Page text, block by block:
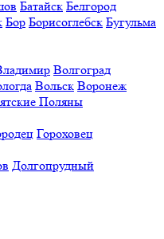
Батайск Белгород
Бор Борисоглебск Бугульма
Волгоград
Вольск Воронеж
Поляны
Гороховец
Долгопрудный